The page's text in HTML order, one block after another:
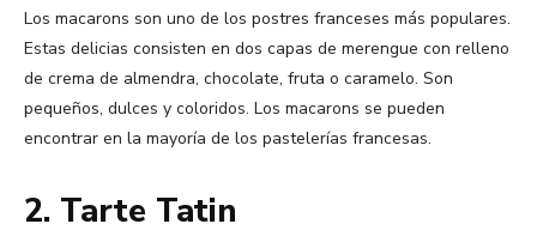
Los macarons son uno de los postres franceses más populares.
Estas delicias consisten en dos capas de merengue con relleno
de crema de almendra, chocolate, fruta o caramelo. Son
pequeños, dulces y coloridos. Los macarons se pueden
encontrar en la mayoría de los pastelerías francesas.
2. Tarte Tatin